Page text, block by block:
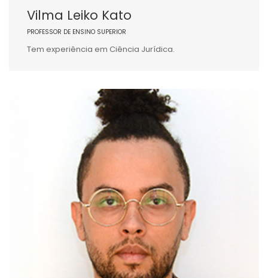
Vilma Leiko Kato
PROFESSOR DE ENSINO SUPERIOR
Tem experiência em Ciência Jurídica.